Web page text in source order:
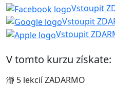
Vstoupit
Vstoupit
Vstoupit
V tomto kurzu získate:
5 lekcií ZADARMO